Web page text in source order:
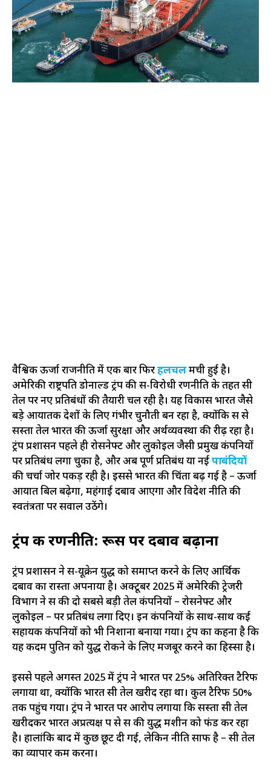
वैश्विक ऊर्जा राजनीति में एक बार फिरहलचलमची हुई है।
अमेरिकी राष्ट्रपति डोनाल्ड ट्रंप की रूस-विरोधी रणनीति के तहत रूसी
तेल पर नए प्रतिबंधों की तैयारी चल रही है। यह विकास भारत जैसे
बड़े आयातक देशों के लिए गंभीर चुनौती बन रहा है, क्योंकि रूस से
सस्ता तेल भारत की ऊर्जा सुरक्षा और अर्थव्यवस्था की रीढ़ रहा है।
ट्रंप प्रशासन पहले ही रोसनेफ्ट और लुकोइल जैसी प्रमुख कंपनियों
पर प्रतिबंध लगा चुका है, और अब पूर्ण प्रतिबंध या नईपाबंदियों
की चर्चा जोर पकड़ रही है। इससे भारत की चिंता बढ़ गई है – ऊर्जा
आयात बिल बढ़ेगा, महंगाई दबाव आएगा और विदेश नीति की
स्वतंत्रता पर सवाल उठेंगे।
ट्रंप की रणनीति: रूस पर दबाव बढ़ाना
ट्रंप प्रशासन ने रूस-यूक्रेन युद्ध को समाप्त करने के लिए आर्थिक
दबाव का रास्ता अपनाया है। अक्टूबर 2025 में अमेरिकी ट्रेजरी
विभाग ने रूस की दो सबसे बड़ी तेल कंपनियों – रोसनेफ्ट और
लुकोइल – पर प्रतिबंध लगा दिए। इन कंपनियों के साथ-साथ कई
सहायक कंपनियों को भी निशाना बनाया गया। ट्रंप का कहना है कि
यह कदम पुतिन को युद्ध रोकने के लिए मजबूर करने का हिस्सा है।
इससे पहले अगस्त 2025 में ट्रंप ने भारत पर 25% अतिरिक्त टैरिफ
लगाया था, क्योंकि भारत रूसी तेल खरीद रहा था। कुल टैरिफ 50%
तक पहुंच गया। ट्रंप ने भारत पर आरोप लगाया कि सस्ता रूसी तेल
खरीदकर भारत अप्रत्यक्ष रूप से रूस की युद्ध मशीन को फंड कर रहा
है। हालांकि बाद में कुछ छूट दी गई, लेकिन नीति साफ है – रूसी तेल
का व्यापार कम करना।